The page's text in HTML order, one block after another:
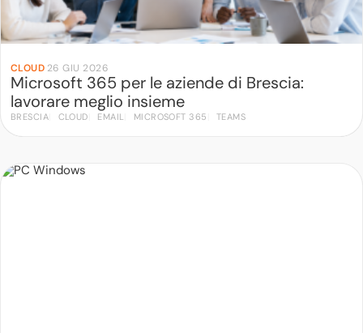
CLOUD 26 GIU 2026
Microsoft 365 per le aziende di Brescia:
lavorare meglio insieme
BRESCIA CLOUD EMAIL MICROSOFT 365 TEAMS